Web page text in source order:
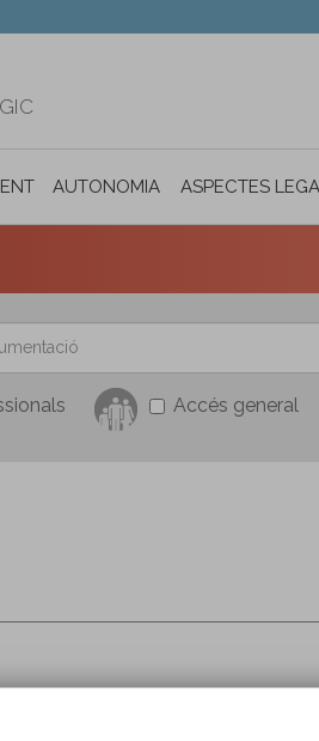
AUTONOMIA PERSONAL I
ASPECTES
Accés general